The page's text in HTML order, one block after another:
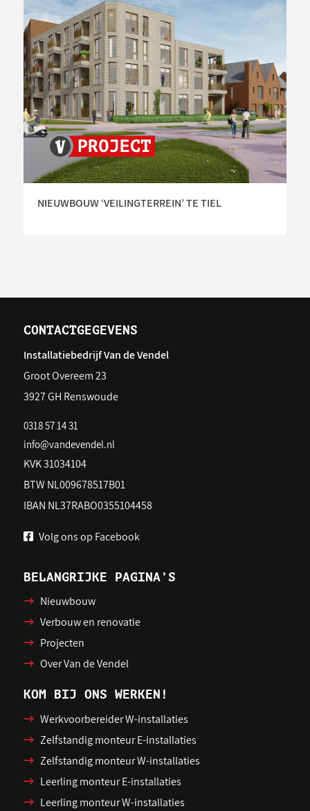
NIEUWBOUW ‘VEILINGTERREIN’ TE TIEL
CONTACTGEGEVENS
Installatiebedrijf Van de Vendel
Groot Overeem 23
3927 GH Renswoude
0318 57 14 31
info@vandevendel.nl
KVK 31034104
BTW NL009678517B01
IBAN NL37RABO0355104458
Volg ons op Facebook
BELANGRIJKE PAGINA’S
Nieuwbouw
Verbouw en renovatie
Projecten
Over Van de Vendel
KOM BIJ ONS WERKEN!
Werkvoorbereider W-installaties
Zelfstandig monteur E-installaties
Zelfstandig monteur W-installaties
Leerling monteur E-installaties
Leerling monteur W-installaties